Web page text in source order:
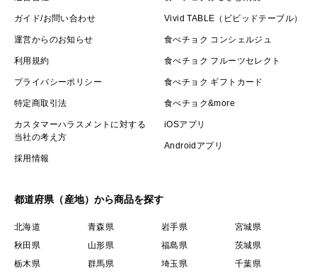
ガイド/お問い合わせ
運営からのお知らせ
利用規約
プライバシーポリシー
特定商取引法
カスタマーハラスメントに対する
当社の考え方
採用情報
Vivid TABLE（ビビッドテーブル）
食べチョク コンシェルジュ
食べチョク フルーツセレクト
食べチョク ギフトカード
食べチョク&more
iOSアプリ
Androidアプリ
都道府県（産地）から商品を探す
北海道 青森県 岩手県
宮城県
秋田県
山形県 福島県
茨城県
栃木県
群馬県 埼玉県
千葉県